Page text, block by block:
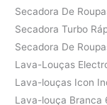
Secadora De
Secadora Turbo
Secadora De
Lava-Louças
Lava-louças Icon
Lava-louça Branca